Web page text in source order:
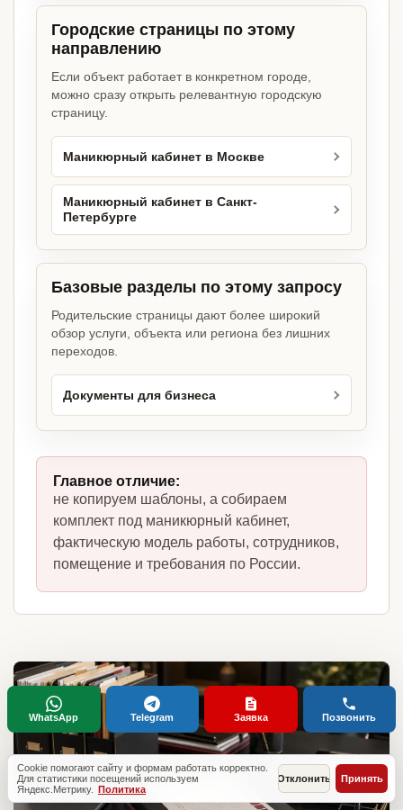
Городские страницы по этому
направлению
Если объект работает в конкретном городе,
можно сразу открыть релевантную городскую
страницу.
Маникюрный кабинет в Москве
Маникюрный кабинет в Санкт-
Петербурге
Базовые разделы по этому запросу
Родительские страницы дают более широкий
обзор услуги, объекта или региона без лишних
переходов.
Документы для бизнеса
Главное отличие:
не копируем шаблоны, а собираем
комплект под маникюрный кабинет,
фактическую модель работы, сотрудников,
помещение и требования по России.
Cookie помогают сайту и формам работать корректно.
Для статистики посещений используем
Яндекс.Метрику. Политика
Отклонить Принять
WhatsApp Telegram Заявка Позвонить